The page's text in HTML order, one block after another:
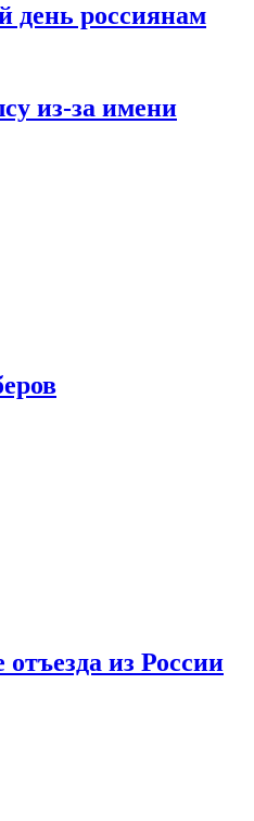
день россиянам
из-за имени
из России